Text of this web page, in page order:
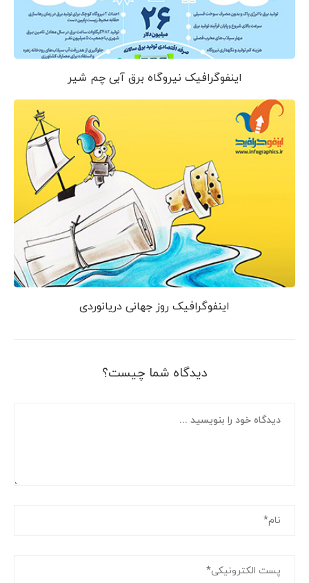
اینفوگرافیک نیروگاه برق آبی چم شیر
اینفوگرافیک روز جهانی دریانوردی
دیدگاه شما چیست؟